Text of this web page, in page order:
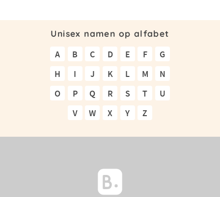
Unisex namen op alfabet
A B C D E F
G
H
I J K L M
N
O
P Q R S T
U
V
W X Y Z